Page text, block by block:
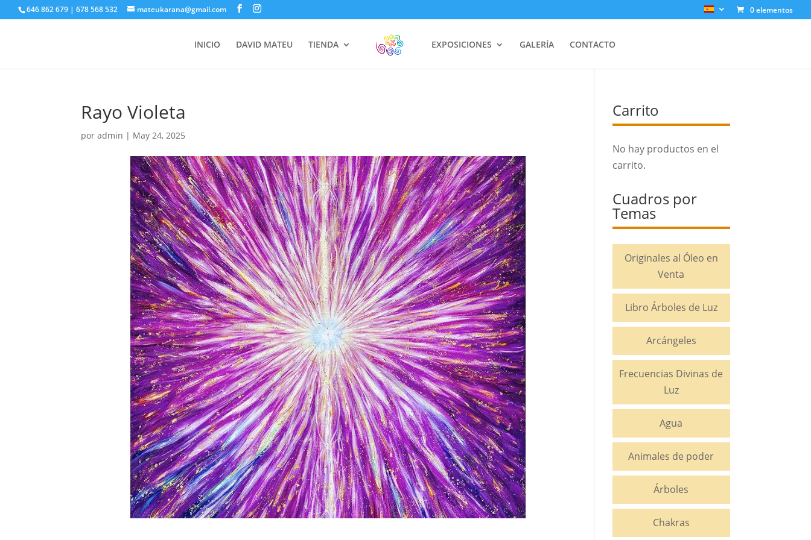
646 862 679 | 678 568 532 mateukarana@gmail.com 0 elementos
INICIO DAVID MATEU TIENDA EXPOSICIONES GALERÍA CONTACTO
Rayo Violeta
poradmin | May 24, 2025
Carrito
No hay productos en el
carrito.
Cuadros por
Temas
Originales al Óleo en
Venta
Libro Árboles de Luz
Arcángeles
Frecuencias Divinas de
Luz
Agua
Animales de poder
Árboles
Chakras